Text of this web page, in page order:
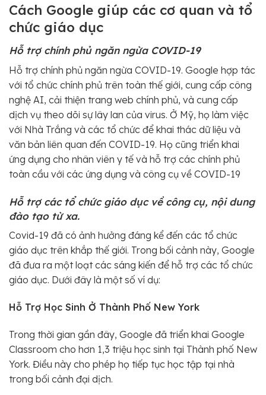
Cách Google giúp các cơ quan và tổ
chức giáo dục
Hỗ trợ chính phủ ngăn ngừa COVID-19
Hỗ trợ chính phủ ngăn ngừa COVID-19. Google hợp tác
với tổ chức chính phủ trên toàn thế giới, cung cấp công
nghệ AI, cải thiện trang web chính phủ, và cung cấp
dịch vụ theo dõi sự lây lan của virus. Ở Mỹ, họ làm việc
với Nhà Trắng và các tổ chức để khai thác dữ liệu và
văn bản liên quan đến COVID-19. Họ cũng triển khai
ứng dụng cho nhân viên y tế và hỗ trợ các chính phủ
toàn cầu với các ứng dụng và công cụ về COVID-19
Hỗ trợ các tổ chức giáo dục về công cụ, nội dung
đào tạo từ xa.
Covid-19 đã có ảnh hưởng đáng kể đến các tổ chức
giáo dục trên khắp thế giới. Trong bối cảnh này, Google
đã đưa ra một loạt các sáng kiến ​​để hỗ trợ các tổ chức
giáo dục. Dưới đây là một số ví dụ:
Hỗ Trợ Học Sinh Ở Thành Phố New York
Trong thời gian gần đây, Google đã triển khai Google
Classroom cho hơn 1,3 triệu học sinh tại Thành phố New
York. Điều này cho phép họ tiếp tục học tập tại nhà
trong bối cảnh đại dịch.